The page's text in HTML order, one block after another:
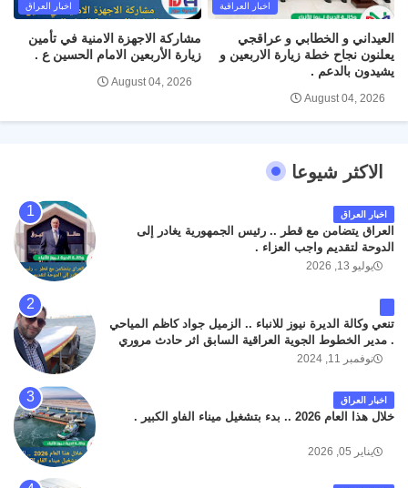
اخبار العراقية
العيداني و الخطابي و عراقجي
يعلنون نجاح خطة زيارة الاربعين و
يشيدون بالدعم .
August 04, 2026
اخبار العراق
مشاركة الاجهزة الامنية في تأمين
زيارة الأربعين الامام الحسين ع .
August 04, 2026
الاكثر شيوعا
اخبار العراق
العراق يتضامن مع قطر .. رئيس الجمهورية يغادر إلى
الدوحة لتقديم واجب العزاء .
يوليو 13, 2026
تنعي وكالة الديرة نيوز للانباء .. الزميل جواد كاظم المياحي
. مدير الخطوط الجوية العراقية السابق اثر حادث مروري
داخل مطار البصرة الدولي اليوم الاثنين على الطريق
كان سبب الحادث يعود لتصادم عجلته مع عجلة نوع كيا بنكو
تابعة لشركة الهلال الماسكة لإعمار مطار البصرة الدولي .
سائلين الله عز وجل ان يتغمد الفقيد بواسع رحمته ، و انا
نوفمبر 11, 2024
اخبار العراق
خلال هذا العام 2026 .. بدء بتشغيل ميناء الفاو الكبير .
يناير 05, 2026